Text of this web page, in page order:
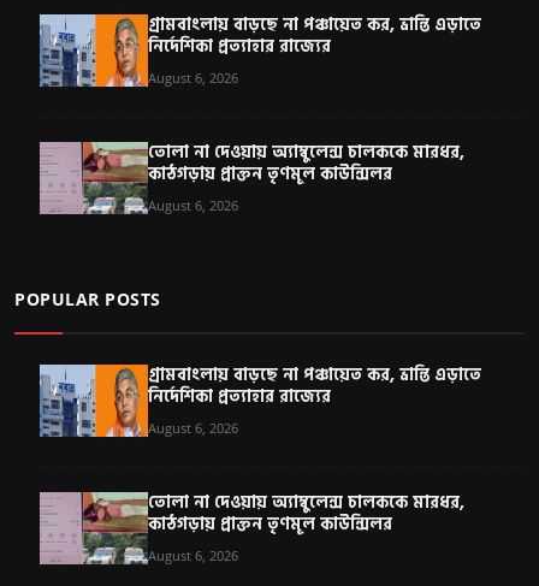
গ্রামবাংলায় বাড়ছে না পঞ্চায়েত কর, ভ্রান্তি এড়াতে
নির্দেশিকা প্রত্যাহার রাজ্যের
August 6, 2026
তোলা না দেওয়ায় অ্যাম্বুলেন্স চালককে মারধর,
কাঠগড়ায় প্রাক্তন তৃণমূল কাউন্সিলর
August 6, 2026
POPULAR POSTS
গ্রামবাংলায় বাড়ছে না পঞ্চায়েত কর, ভ্রান্তি এড়াতে
নির্দেশিকা প্রত্যাহার রাজ্যের
August 6, 2026
তোলা না দেওয়ায় অ্যাম্বুলেন্স চালককে মারধর,
কাঠগড়ায় প্রাক্তন তৃণমূল কাউন্সিলর
August 6, 2026